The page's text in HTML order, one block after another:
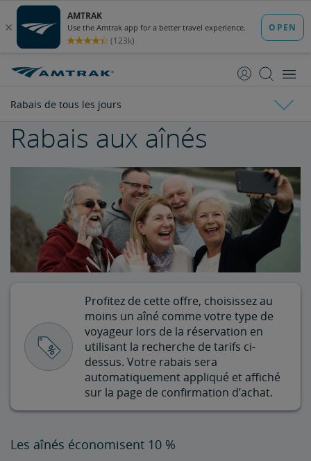
contenu
la
Rabais de tous les jours
Rabais de tous les jours
Rabais pour personnes âgées
Rabais étudiant
Rabais pour enfant de militaire
Rabais pour anciens combattants
Rabais pour les clients handicapés
Rabais aux aînés
Profitez de cette offre, choisissez au
moins un aîné comme votre type de
voyageur lors de la réservation en
utilisant la recherche de tarifs ci-
dessus. Votre rabais sera
automatiquement appliqué et affiché
sur la page de confirmation d’achat.
Les aînés économisent 10 %